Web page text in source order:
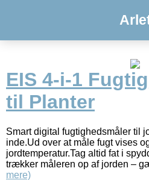
EIS 4-i-1
til Planter
Smart digital fugtighedsmåler til
inde.Ud over at måle fugt vises
jordtemperatur.Tag altid fat i
trækker måleren op af jorden –
mere)